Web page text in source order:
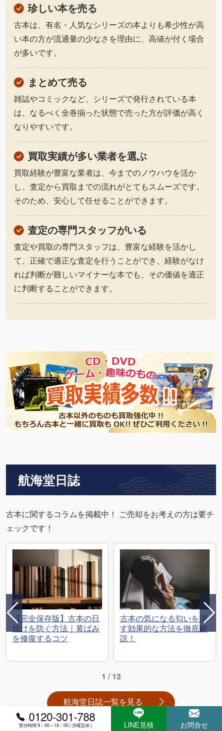
0120-301-788
受付時間 9：00～18：00 ( 月曜定休 ) LINE見積 お問合せ
珍しい本を売る
古本は、有名・人気なシリーズの本よりも希少性が高
い本の方が流通量の少なさを理由に、高値が付く場合
が多いです。
まとめて売る
雑誌やコミックなど、シリーズで発行されている本
は、なるべく全巻揃った状態で売った方が評価が高く
なりやすいです。
買取実績が多い業者を選ぶ
買取経験が豊富な業者は、今までのノウハウを活か
し、査定から買取までの流れがとてもスムーズです。
そのため、安心して任せることができます。
査定の専門スタッフがいる
査定や買取の専門スタッフは、豊富な経験を活かし
て、正確で適正な査定を行うことができ、経験がなけ
れば判断が難しいマイナーな本でも、その価値を適正
に判断することができます。
航海堂日誌
古本に関するコラムを掲載中！ ご売却をお考えの方は要チ
ェックです！
【完全保存版】古本の日
焼けを防ぐ方法｜黄ばみ
を修復するコツ
古本の気になる匂いを消
す効果的な方法を徹底解
説！
1 /13
航海堂日誌一覧を見る